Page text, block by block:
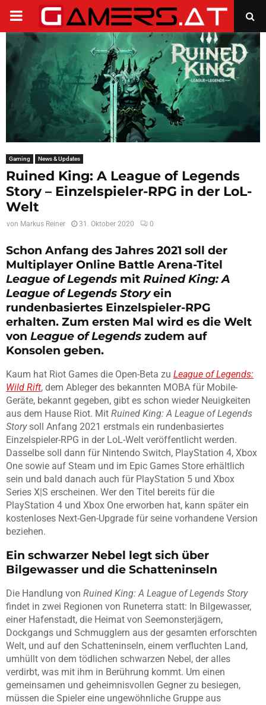
PRIMARY
MENU
Gaming News & Updates
Ruined King: A League of Legends
Story – Einzelspieler-RPG in der LoL-
Welt
von Markus Reiner 31. Oktober 2020 0
Schon Anfang des Jahres 2021 soll der
Multiplayer Online Battle Arena-Titel
League of Legends mit Ruined King: A
League of Legends Storyein
rundenbasiertes Einzelspieler-RPG
erhalten. Zum ersten Mal wird es die Welt
von League of Legends zudem auf
Konsolen geben.
Kaum hat Riot Games die Open-Beta zu League of Legends:
Wild Rift, dem Ableger des bekannten MOBA für Mobile-
Geräte, bekannt gegeben, gibt es schon wieder Neuigkeiten
aus dem Hause Riot. Mit Ruined King: A League of Legends
Story soll Anfang 2021 erstmals ein rundenbasiertes
Einzelspieler-RPG in der LoL-Welt veröffentlicht werden.
Dasselbe soll dann für Nintendo Switch, PlayStation 4, Xbox
One sowie auf Steam und im Epic Games Store erhältlich
sein und bald danach auch für PlayStation 5 und Xbox
Series X|S erscheinen. Wer den Titel bereits für die
PlayStation 4 und Xbox One erworben hat, kann später ein
kostenloses Next-Gen-Upgrade für seine vorhandene Version
beziehen.
Ein schwarzer Nebel legt sich über
Bilgewasser und die Schatteninseln
Die Handlung von Ruined King: A League of Legends Story
findet in zwei Regionen von Runeterra statt: In Bilgewasser,
einer Hafenstadt, die Heimat von Seemonsterjägern,
Dockgangs und Schmugglern aus der gesamten erforschten
Welt, und auf den Schatteninseln, einem verfluchten Land,
umhüllt von dem tödlichen schwarzen Nebel, der alles
verdirbt, was mit ihm in Berührung kommt. Um einen
gemeinsamen und geheimnisvollen Gegner zu besiegen,
müssen die Spieler eine ungewöhnliche Gruppe aus